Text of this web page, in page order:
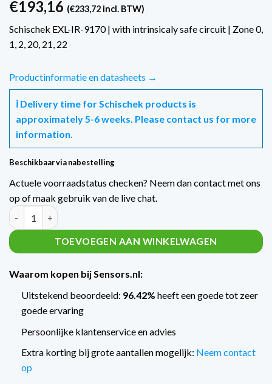
€193,16 (€233,72 incl. BTW)
Schischek EXL-IR-9170 | with intrinsicaly safe circuit | Zone 0,
1, 2, 20, 21, 22
Productinformatie en datasheets →
ℹ️ Delivery time for Schischek products is
approximately 5-6 weeks. Please contact us for more
information.
Beschikbaar via nabestelling
Actuele voorraadstatus checken? Neem dan contact met ons
op of maak gebruik van de live chat.
EXL-IR-9170 switching module with Ex-i safe circuit aantal
TOEVOEGEN AAN WINKELWAGEN
Waarom kopen bij Sensors.nl:
Uitstekend beoordeeld: 96.42% heeft een goede tot zeer
goede ervaring
Persoonlijke klantenservice en advies
Extra korting bij grote aantallen mogelijk: Neem contact
op